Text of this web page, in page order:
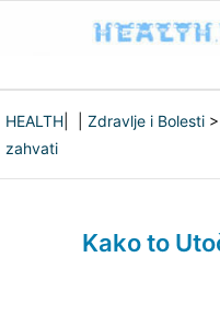
HEALTH Zdravlje i Bolesti
zahvati
Kako to